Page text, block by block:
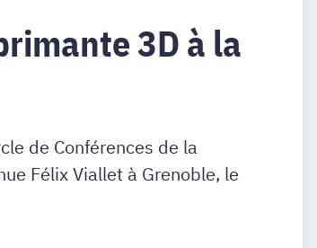
3D à la
de Conférences de la
Félix Viallet à Grenoble, le